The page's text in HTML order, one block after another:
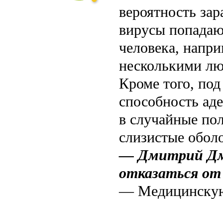
вероятность
вирусы
человека,
несколькими
Кроме того, под
способность
в случайные
слизистые
— Дмитрий
отказаться
—